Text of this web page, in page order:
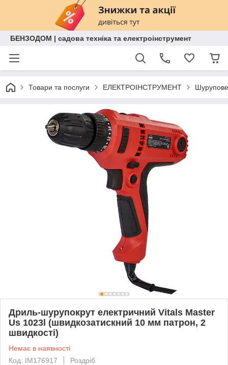
БЕНЗОДОМ | садова техніка та електроінструмент
Товари та послуги ЕЛЕКТРОІНСТРУМЕНТ
Дриль-шурупокрут електричний Vitals Master
Us 1023l (швидкозатискний 10 мм патрон, 2
швидкості)
Немає в наявності
Код: IM176917
Роздріб